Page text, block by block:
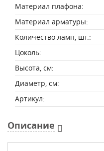
Материал плафона:
Материал арматуры:
Количество ламп, шт.:
Цоколь:
Высота, см:
Диаметр, см:
Артикул:
Описание